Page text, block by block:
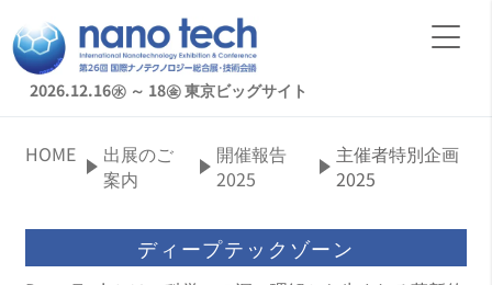
2026.12.16㊌ ～ 18㊎東京ビッグサイト
HOME
出展のご
案内
開催報告
2025
主催者特別企画
2025
ディープテックゾーン